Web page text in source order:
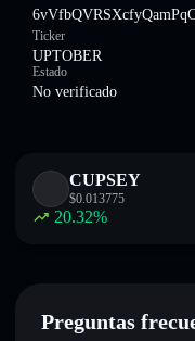
Ticker
UPTOBER
Estado
No verificado
CUPSEY
$0.013775
20.32%
Preguntas